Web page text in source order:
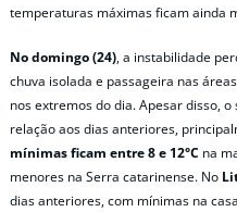
temperaturas máximas ficam ainda
No domingo (24), a instabilidade
chuva isolada e passageira nas
nos extremos do dia. Apesar disso,
relação aos dias anteriores,
mínimas ficam entre 8 e 12°C na
menores na Serra catarinense. No
dias anteriores, com mínimas na